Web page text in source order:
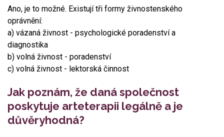
Ano, je to možné. Existují tři formy živnostenského
oprávnění:
a) vázaná živnost - psychologické poradenství a
diagnostika
b) volná živnost - poradenství
c) volná živnost - lektorská činnost
Jak poznám, že daná společnost
poskytuje arteterapii legálně a je
důvěryhodná?